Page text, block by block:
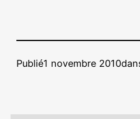
Publié1 novembre 2010